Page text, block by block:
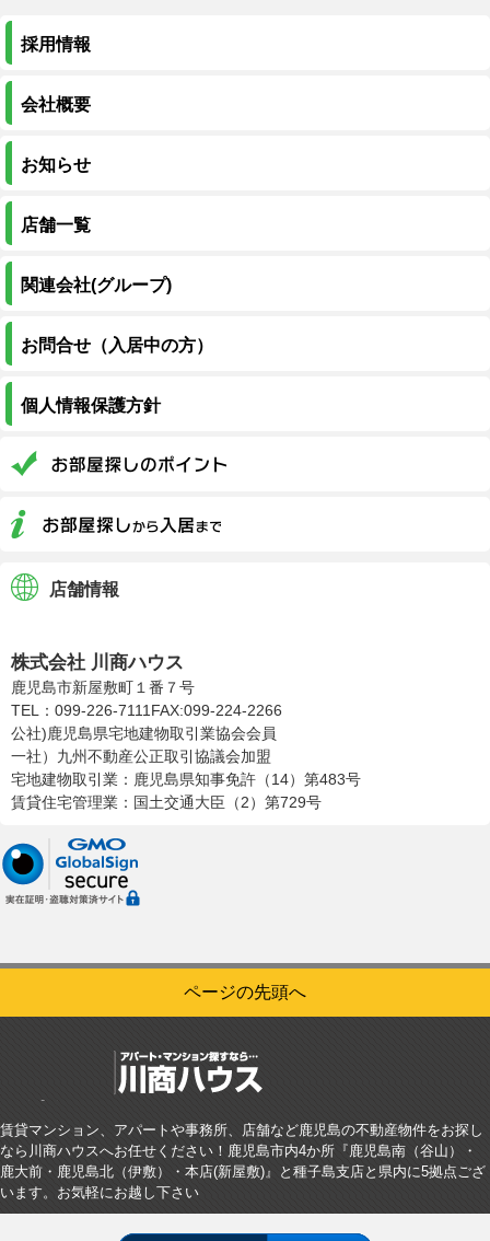
採用情報
会社概要
お知らせ
店舗一覧
関連会社(グループ)
お問合せ（入居中の方）
個人情報保護方針
店舗情報
株式会社 川商ハウス
鹿児島市新屋敷町１番７号
TEL：099-226-7111FAX:099-224-2266
公社)鹿児島県宅地建物取引業協会会員
一社）九州不動産公正取引協議会加盟
宅地建物取引業：鹿児島県知事免許（14）第483号
賃貸住宅管理業：国土交通大臣（2）第729号
ページの先頭へ
賃貸マンション、アパートや事務所、店舗など鹿児島の不動産物件をお探し
なら川商ハウスへお任せください！鹿児島市内4か所『鹿児島南（谷山）・
鹿大前・鹿児島北（伊敷）・本店(新屋敷)』と種子島支店と県内に5拠点ござ
います。お気軽にお越し下さい